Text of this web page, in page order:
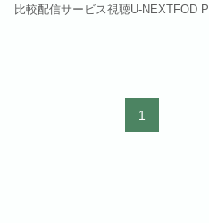
比較配信サービス視聴U-NEXTFOD
1